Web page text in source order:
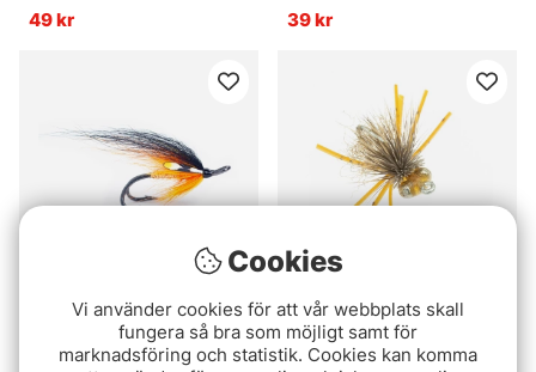
49 kr
39 kr
Guideline TS Willy Gunn
Umpqua Bonefish Bitter
Amber
Cookies
Vi använder cookies för att vår webbplats skall
fungera så bra som möjligt samt för
marknadsföring och statistik. Cookies kan komma